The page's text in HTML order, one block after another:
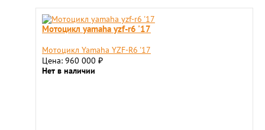
Мотоцикл yamaha yzf-r6 '17
Мотоцикл Yamaha YZF-R6 '17
Цена: 960 000 ₽
Нет в наличии